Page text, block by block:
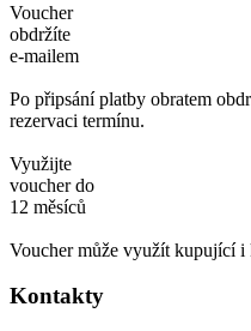
Voucher
obdržíte
e-mailem
Po připsání platby obratem
rezervaci termínu.
Využijte
voucher do
12 měsíců
Voucher může využít kupující
Kontakty